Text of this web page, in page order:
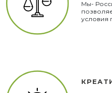
Мы-
условия